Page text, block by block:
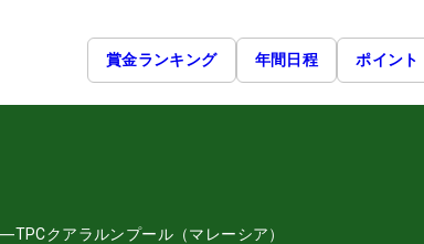
賞金ランキング 年間日程 ポイント
―TPCクアラルンプール（マレーシア）